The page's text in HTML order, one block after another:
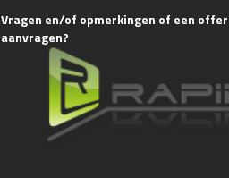
Vragen en/of opmerkingen of een
aanvragen?